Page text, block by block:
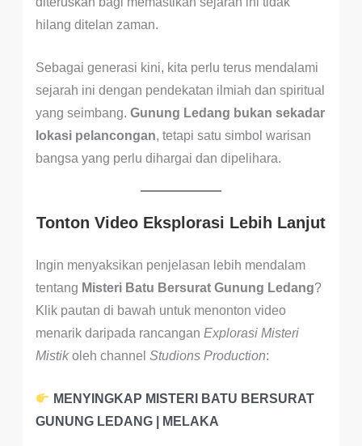
hilang ditelan zaman.
Sebagai generasi kini, kita perlu terus mendalami
sejarah ini dengan pendekatan ilmiah dan spiritual
yang seimbang. Gunung Ledang bukan sekadar
lokasi pelancongan, tetapi satu simbol warisan
bangsa yang perlu dihargai dan dipelihara.
Tonton Video Eksplorasi Lebih Lanjut
Ingin menyaksikan penjelasan lebih mendalam
tentang Misteri Batu Bersurat Gunung Ledang?
Klik pautan di bawah untuk menonton video
menarik daripada rancangan Explorasi Misteri
Mistikoleh channel Studions Production:
MENYINGKAP MISTERI BATU BERSURAT
GUNUNG LEDANG | MELAKA